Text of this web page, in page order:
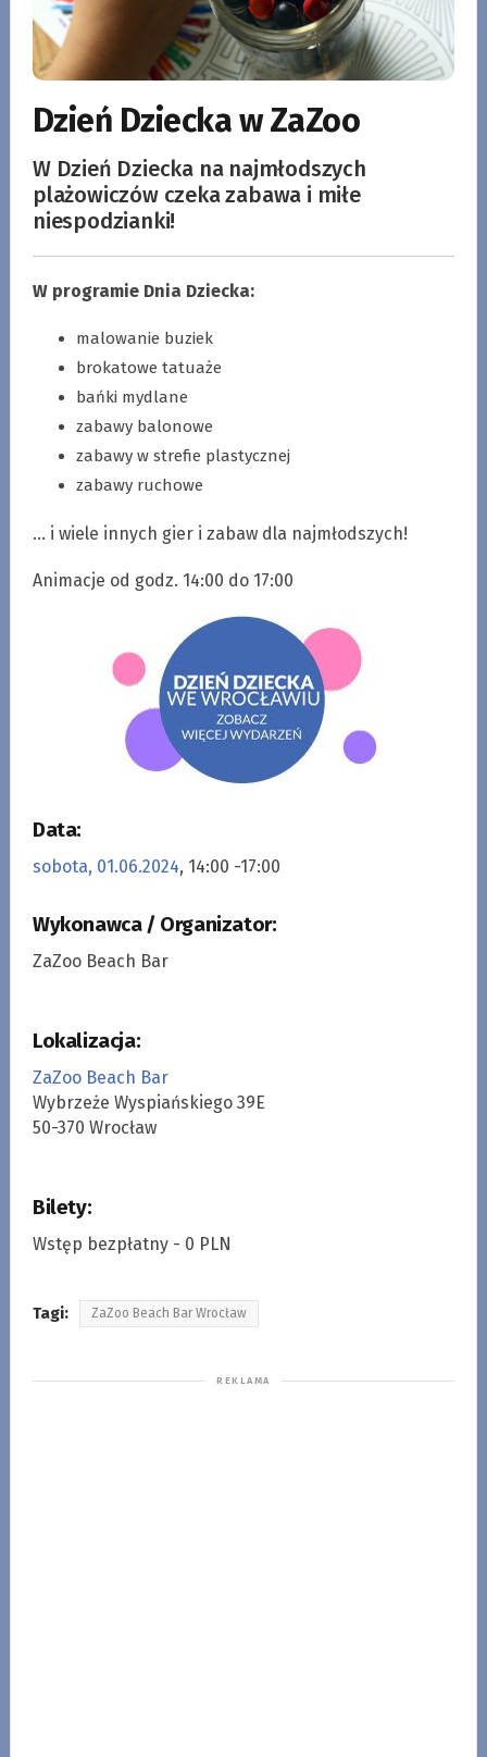
Dzień Dziecka w ZaZoo
W Dzień Dziecka na najmłodszych
plażowiczów czeka zabawa i miłe
niespodzianki!
W programie Dnia Dziecka:
malowanie buziek
brokatowe tatuaże
bańki mydlane
zabawy balonowe
zabawy w strefie plastycznej
zabawy ruchowe
… i wiele innych gier i zabaw dla najmłodszych!
Animacje od godz. 14:00 do 17:00
Data:
sobota, 01.06.2024, 14:00 -17:00
Wykonawca / Organizator:
ZaZoo Beach Bar
Lokalizacja:
ZaZoo Beach Bar
Wybrzeże Wyspiańskiego 39E
50-370 Wrocław
Bilety:
Wstęp bezpłatny - 0 PLN
Tagi: ZaZoo Beach Bar Wrocław